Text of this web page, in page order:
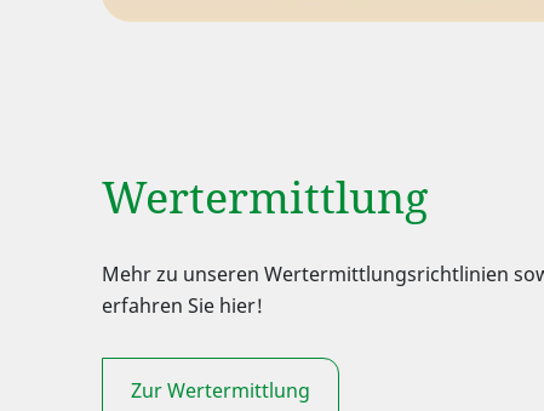
Wertermittlung
Mehr zu unseren Wertermittlungsrichtlinien
erfahren Sie hier!
Zur Wertermittlung